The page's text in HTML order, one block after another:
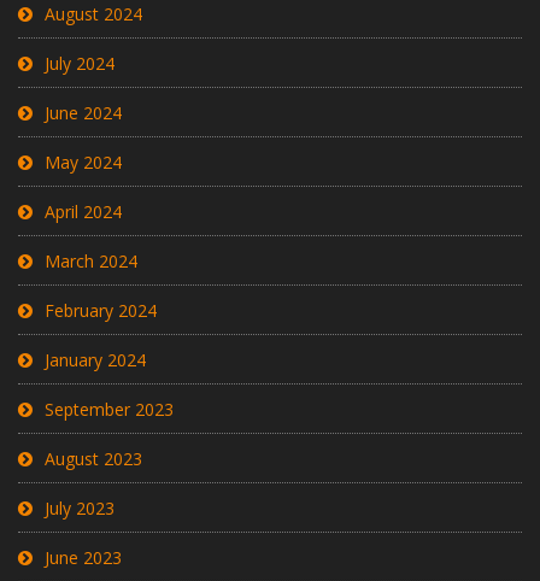
August 2024
July 2024
June 2024
May 2024
April 2024
March 2024
February 2024
January 2024
September 2023
August 2023
July 2023
June 2023